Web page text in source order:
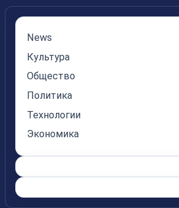
News
Культура
Общество
Политика
Технологии
Экономика